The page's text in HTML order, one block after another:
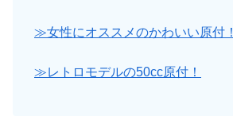
≫女性にオススメのかわいい原付！
≫レトロモデルの50cc原付！